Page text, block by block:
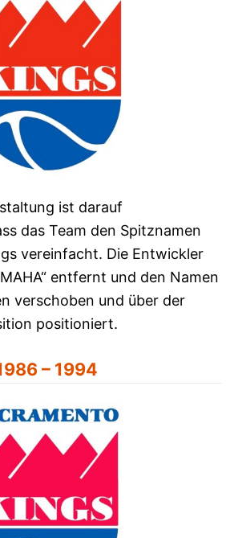
ist darauf
das Team den Spitznamen
vereinfacht. Die Entwickler
entfernt und den Namen
verschoben und über der
positioniert.
– 1994